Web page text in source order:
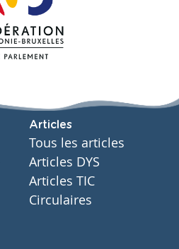
Articles
Tous les articles
Articles DYS
Articles TIC
Circulaires